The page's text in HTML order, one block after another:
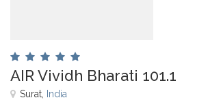
AIR Vividh Bharati 101.1
Surat, India